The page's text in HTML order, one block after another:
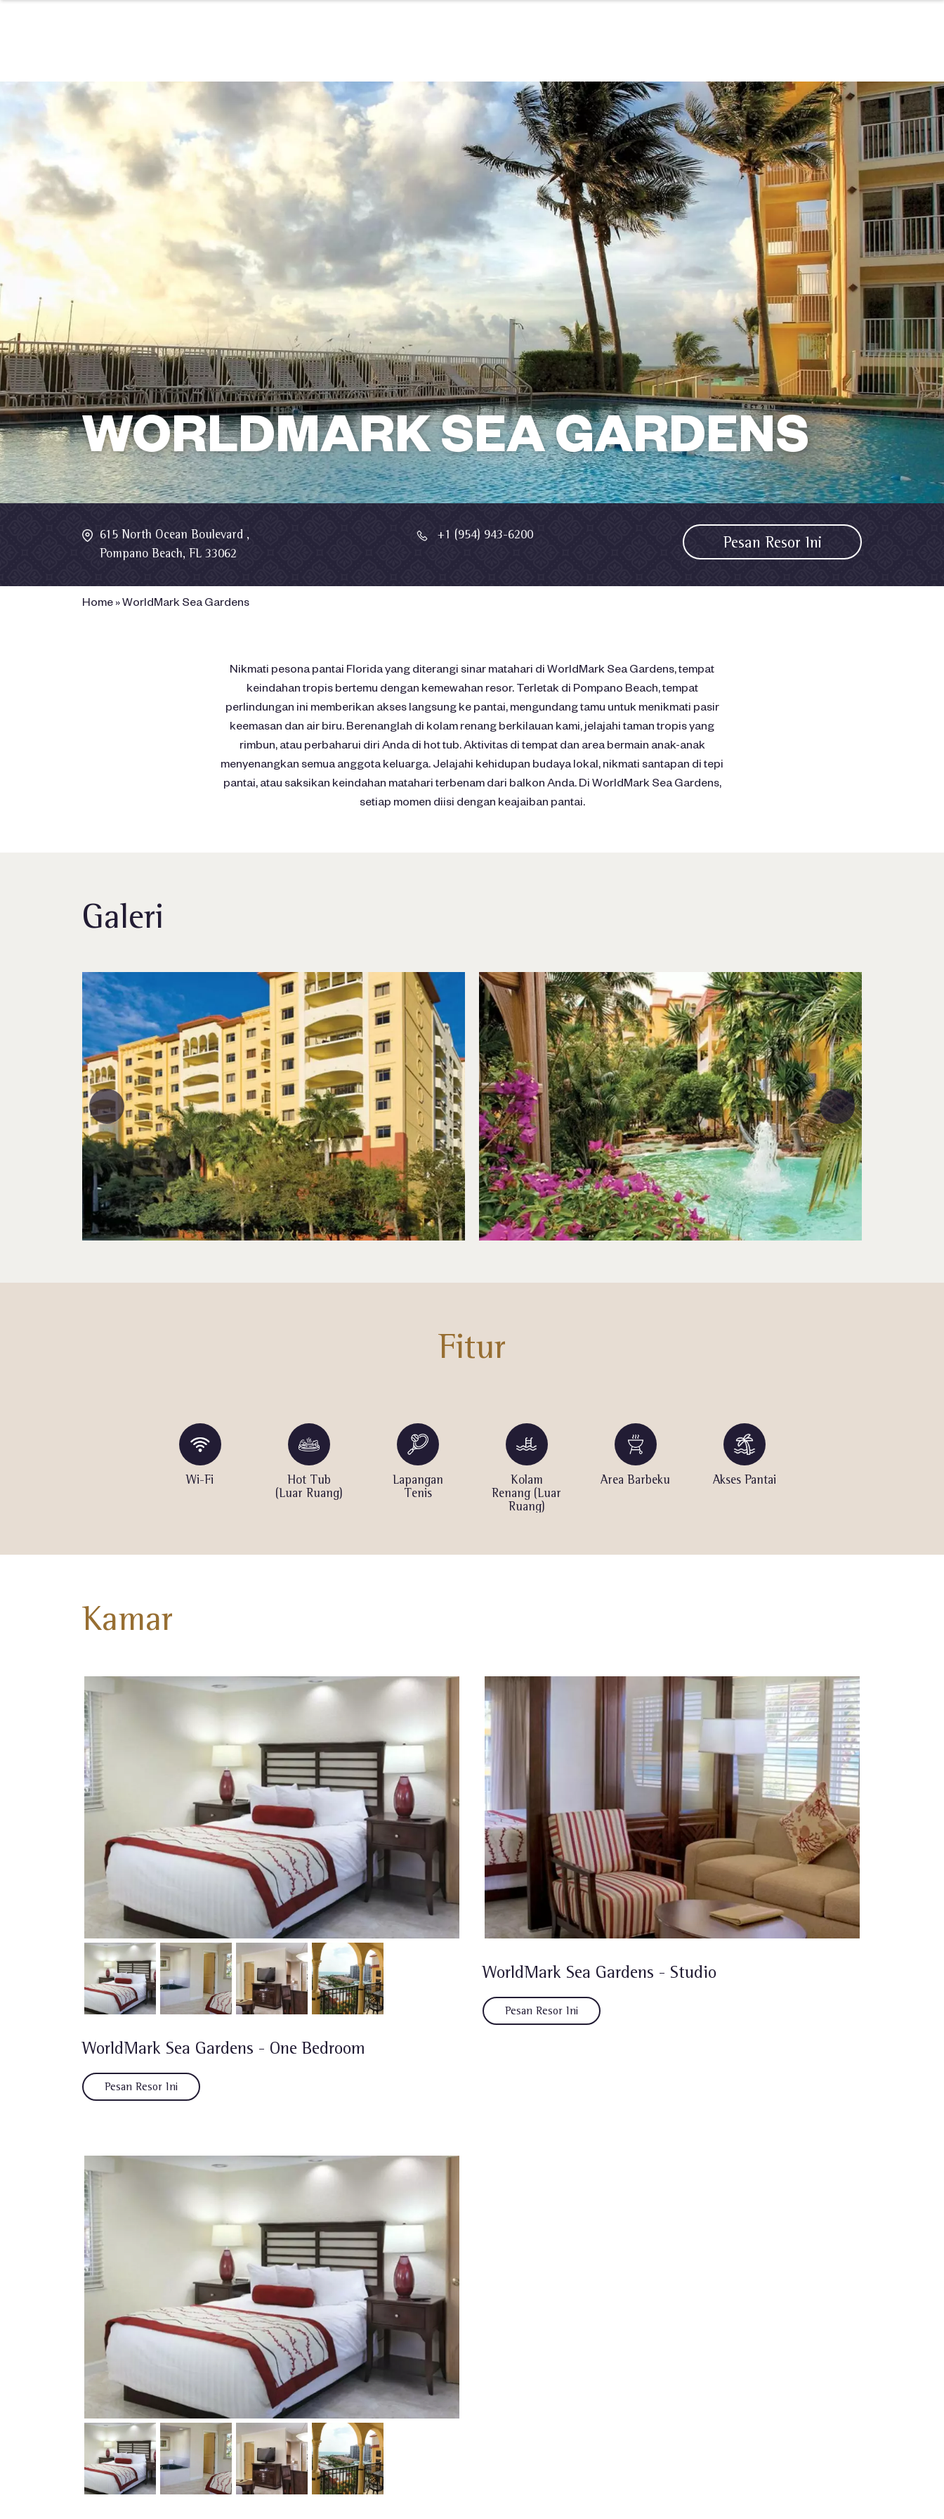
WORLDMARK SEA GARDENS
615 North Ocean Boulevard ,
Pompano Beach, FL 33062
+1 (954) 943-6200 Pesan Resor Ini
Home »WorldMark Sea Gardens
Nikmati pesona pantai Florida yang diterangi sinar matahari di WorldMark Sea Gardens, tempat
keindahan tropis bertemu dengan kemewahan resor. Terletak di Pompano Beach, tempat
perlindungan ini memberikan akses langsung ke pantai, mengundang tamu untuk menikmati pasir
keemasan dan air biru. Berenanglah di kolam renang berkilauan kami, jelajahi taman tropis yang
rimbun, atau perbaharui diri Anda di hot tub. Aktivitas di tempat dan area bermain anak-anak
menyenangkan semua anggota keluarga. Jelajahi kehidupan budaya lokal, nikmati santapan di tepi
pantai, atau saksikan keindahan matahari terbenam dari balkon Anda. Di WorldMark Sea Gardens,
setiap momen diisi dengan keajaiban pantai.
Galeri
Fitur
Wi-Fi
Hot Tub
(Luar Ruang)
Lapangan
Tenis
Kolam
Renang (Luar
Ruang)
Area Barbeku Akses Pantai
Kamar
WorldMark Sea Gardens - One Bedroom
Pesan Resor Ini
WorldMark Sea Gardens - Studio
Pesan Resor Ini